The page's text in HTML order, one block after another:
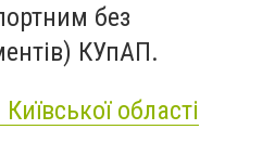
без
КУпАП.
області